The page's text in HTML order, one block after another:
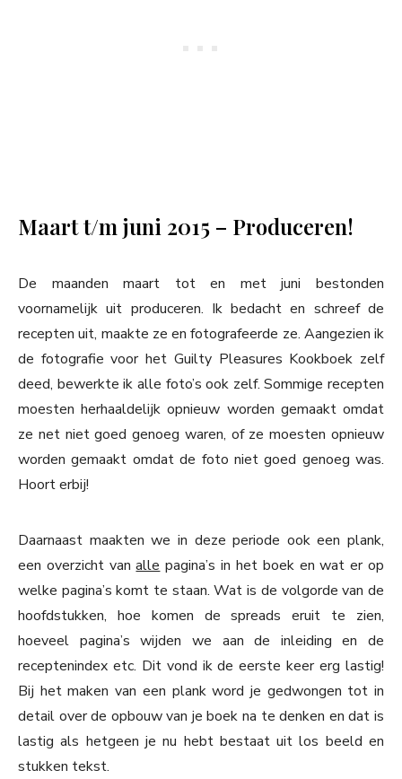
Maart t/m juni 2015 – Produceren!
De maanden maart tot en met juni bestonden
voornamelijk uit produceren. Ik bedacht en schreef de
recepten uit, maakte ze en fotografeerde ze. Aangezien ik
de fotografie voor het Guilty Pleasures Kookboek zelf
deed, bewerkte ik alle foto’s ook zelf. Sommige recepten
moesten herhaaldelijk opnieuw worden gemaakt omdat
ze net niet goed genoeg waren, of ze moesten opnieuw
worden gemaakt omdat de foto niet goed genoeg was.
Hoort erbij!
Daarnaast maakten we in deze periode ook een plank,
een overzicht vanalle pagina’s in het boek en wat er op
welke pagina’s komt te staan. Wat is de volgorde van de
hoofdstukken, hoe komen de spreads eruit te zien,
hoeveel pagina’s wijden we aan de inleiding en de
receptenindex etc. Dit vond ik de eerste keer erg lastig!
Bij het maken van een plank word je gedwongen tot in
detail over de opbouw van je boek na te denken en dat is
lastig als hetgeen je nu hebt bestaat uit los beeld en
stukken tekst.